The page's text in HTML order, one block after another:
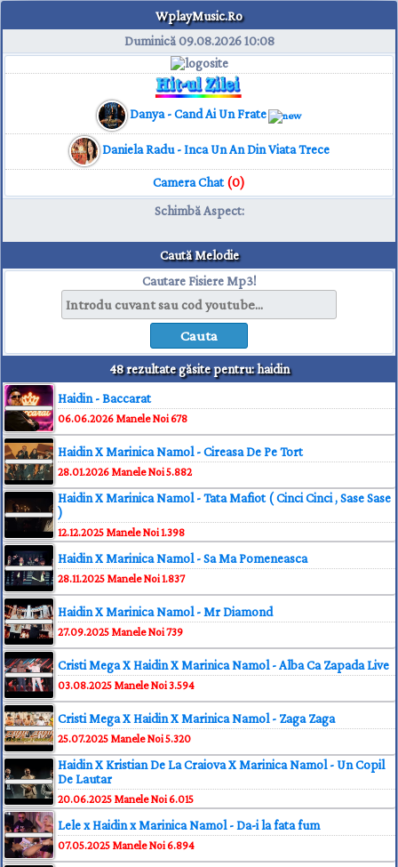
WplayMusic.Ro
Duminică 09.08.202610:08
Danya - Cand Ai Un Frate
Daniela Radu - Inca Un An Din Viata Trece
Camera Chat(0)
Schimbă Aspect:
Caută Melodie
Cautare Fisiere Mp3!
48 rezultate găsite pentru: haidin
Haidin - Baccarat
06.06.2026 Manele Noi678
Haidin X Marinica Namol - Cireasa De Pe Tort
28.01.2026 Manele Noi5.882
Haidin X Marinica Namol - Tata Mafiot ( Cinci Cinci , Sase Sase
)
12.12.2025 Manele Noi1.398
Haidin X Marinica Namol - Sa Ma Pomeneasca
28.11.2025 Manele Noi1.837
Haidin X Marinica Namol - Mr Diamond
27.09.2025 Manele Noi739
Cristi Mega X Haidin X Marinica Namol - Alba Ca Zapada Live
03.08.2025 Manele Noi3.594
Cristi Mega X Haidin X Marinica Namol - Zaga Zaga
25.07.2025 Manele Noi5.320
Haidin X Kristian De La Craiova X Marinica Namol - Un Copil
De Lautar
20.06.2025 Manele Noi6.015
Lele x Haidin x Marinica Namol - Da-i la fata fum
07.05.2025 Manele Noi6.894